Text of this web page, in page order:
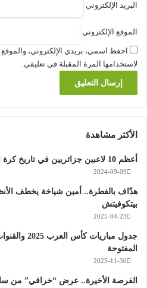
البريد الإلكتروني
الموقع الإلكتروني
احفظ اسمي، بريدي الإلكتروني،
لاستخدامها المرة المقبلة في تعليقي.
الأكثر مشاهدة
أعظم 10 لاعبين جزائريين في تاريخ كرة القدم
2024-09-09
هدّاف بالفطرة.. أمين شياخة يخطف
بيتكوفيتش
2025-04-23
جدول مباريات كأس
المفتوحة
2025-11-30
الفرصة الأخيرة.. عرض “خرافي” من